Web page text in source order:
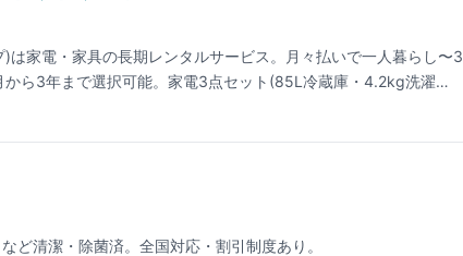
は家電・家具の長期レンタルサービス。月々払いで一人暮らし〜3
ら3年まで選択可能。家電3点セット(85L冷蔵庫・4.2kg洗濯
県。最新の料金は公式サイトでご確認ください。
ど清潔・除菌済。全国対応・割引制度あり。